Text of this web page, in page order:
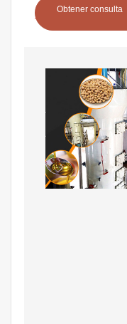
Obtener consulta